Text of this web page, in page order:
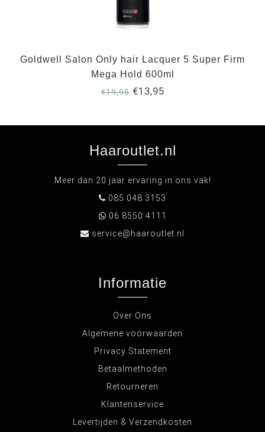
Goldwell Salon Only hair Lacquer 5 Super Firm
Mega Hold 600ml
€19,95€13,95
Haaroutlet.nl
Meer dan 20 jaar ervaring in ons vak!
085 048 3153
06 8550 4111
service@haaroutlet.nl
Informatie
Over Ons
Algemene voorwaarden
Privacy Statement
Betaalmethoden
Retourneren
Klantenservice
Levertijden & Verzendkosten